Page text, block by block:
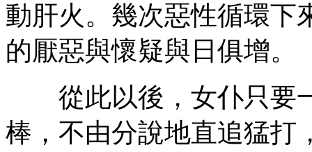
動肝火。幾次惡性循環下
的厭惡與懷疑與日俱增。
從此以後，女仆只要
棒，不由分說地直追猛打